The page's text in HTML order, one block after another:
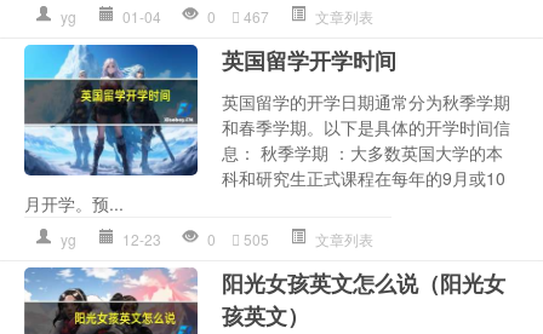
yg 01-04 0 467 文章列表
英国留学开学时间
英国留学的开学日期通常分为秋季学期
和春季学期。以下是具体的开学时间信
息： 秋季学期 ：大多数英国大学的本
科和研究生正式课程在每年的9月或10
月开学。预...
yg 12-23 0 505 文章列表
阳光女孩英文怎么说（阳光女
孩英文）